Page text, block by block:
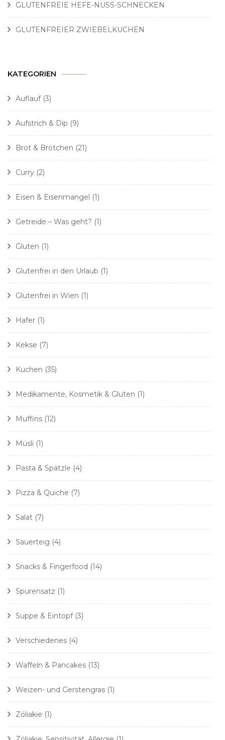
GLUTENFREIE HEFE-NUSS-SCHNECKEN
GLUTENFREIER ZWIEBELKUCHEN
KATEGORIEN
Auflauf(3)
Aufstrich & Dip (9)
Brot & Brötchen (21)
Curry (2)
Eisen & Eisenmangel (1)
Getreide – Was geht? (1)
Gluten (1)
Glutenfrei in den Urlaub (1)
Glutenfrei in Wien (1)
Hafer (1)
Kekse (7)
Kuchen (35)
Medikamente, Kosmetik & Gluten (1)
Muffins (12)
Müsli (1)
Pasta & Spätzle (4)
Pizza & Quiche (7)
Salat (7)
Sauerteig (4)
Snacks & Fingerfood (14)
Spurensatz (1)
Suppe & Eintopf(3)
Verschiedenes (4)
Waffeln & Pancakes (13)
Weizen- und Gerstengras (1)
Zöliakie (1)